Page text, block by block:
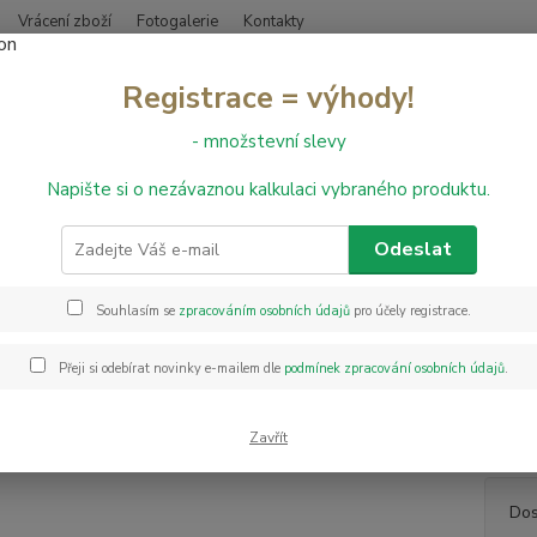
Vrácení zboží Fotogalerie Kontakty
Hledat
PVC podlahy Texline PVC Gerflor Texline 1887 - Hudson Blond
Gerflor Texline 1887 - Hudson
PVC
Registrace = výhody!
- množstevní slevy
Napište si o nezávaznou kalkulaci vybraného produktu.
Odeslat
Souhlasím se zpracováním osobních údajůpro účely registrace.
Přeji si odebírat novinky e-mailem dle podmínek zpracování osobních údajů.
Zavřít